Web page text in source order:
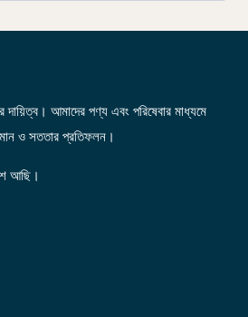
আমাদের পণ্য এবং পরিষেবার মাধ্যমে
ও সততার প্রতিফলন।
আছি।